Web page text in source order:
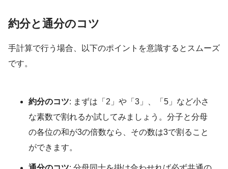
約分と通分のコツ
手計算で行う場合、以下のポイントを意識するとスムーズ
です。
約分のコツ: まずは「2」や「3」、「5」など小さ
な素数で割れるか試してみましょう。分子と分母
の各位の和が3の倍数なら、その数は3で割ること
ができます。